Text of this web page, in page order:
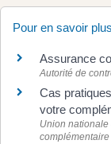
Pour en savoir plus
Assurance
Autorité de
Cas
votre
Union